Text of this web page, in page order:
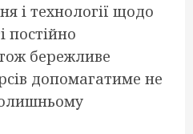
і технології щодо
постійно
бережливе
допомагатиме не